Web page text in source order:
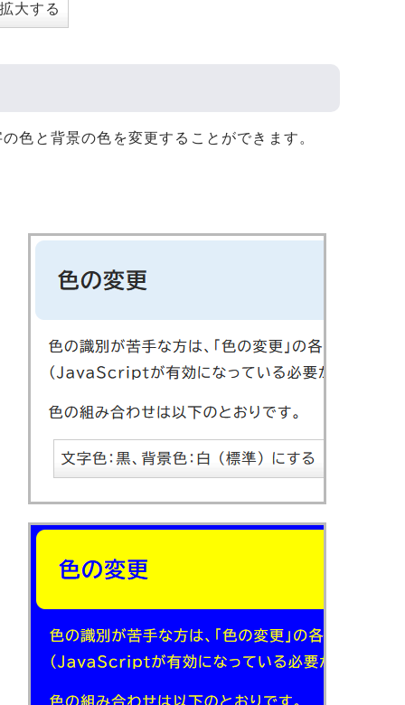
大する
色と背景の色を変更することができます。